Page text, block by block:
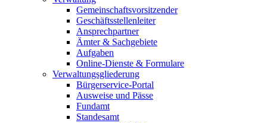
Gemeinschaftsvorsitzender
Geschäftsstellenleiter
Ansprechpartner
Ämter & Sachgebiete
Aufgaben
Online-Dienste & Formulare
Verwaltungsgliederung
Bürgerservice-Portal
Ausweise und Pässe
Fundamt
Standesamt